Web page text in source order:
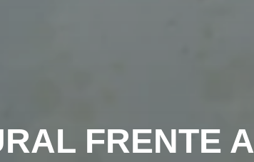
FRENTE A